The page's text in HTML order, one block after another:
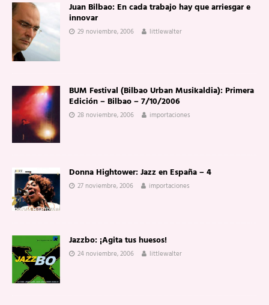
Juan Bilbao: En cada trabajo hay que arriesgar e
innovar
29 noviembre, 2006 littlewalter
BUM Festival (Bilbao Urban Musikaldia): Primera
Edición – Bilbao – 7/10/2006
28 noviembre, 2006 importaciones
Donna Hightower: Jazz en España – 4
27 noviembre, 2006 importaciones
Jazzbo: ¡Agita tus huesos!
24 noviembre, 2006 littlewalter